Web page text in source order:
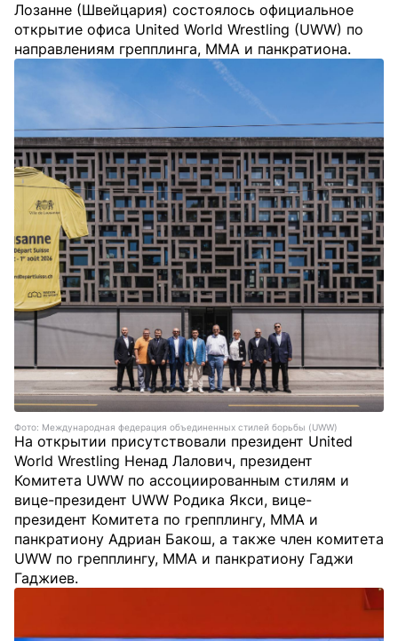
Лозанне (Швейцария) состоялось официальное
открытие офиса United World Wrestling (UWW) по
направлениям грепплинга, MMA и панкратиона.
Фото: Международная федерация объединенных стилей борьбы (UWW)
На открытии присутствовали президент United
World Wrestling Ненад Лалович, президент
Комитета UWW по ассоциированным стилям и
вице-президент UWW Родика Якси, вице-
президент Комитета по грепплингу, ММА и
панкратиону Адриан Бакош, а также член комитета
UWW по грепплингу, MMA и панкратиону Гаджи
Гаджиев.